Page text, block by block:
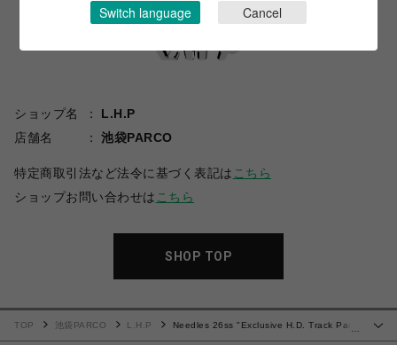
ショップ名
L.H.P
店舗名
池袋PARCO
特定商取引法など法令に基づく表記は こちら
ショップお問い合わせは こちら
SHOP TOP
…
TOP 池袋PARCO L.H.P
Needles 26ss "Exclusive H.D. Track Pant
Switch language Cancel